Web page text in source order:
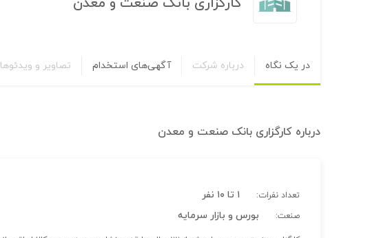
در یک نگاه درباره شرکت آگهی‌های استخدام تصاویر و ویدئوها
درباره کارگزاری بانک صنعت و معدن
تعداد نفرات: ۱ تا ۱۰ نفر
صنعت: بورس و بازار سرمایه